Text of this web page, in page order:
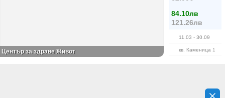
84.10лв
121.26лв
11.03 - 30.09
кв. Каменица 1
Център за здраве Живот